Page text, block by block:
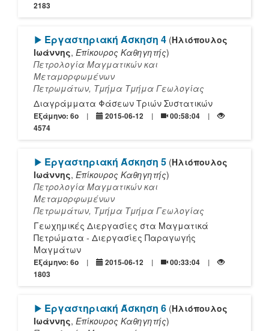
2183
[Play]
Εργαστηριακή Άσκηση 4 (Ηλιόπουλος
Ιωάννης, Επίκουρος Καθηγητής)
Πετρολογία Μαγματικών και
Μεταμορφωμένων
Πετρωμάτων, Τμήμα Τμήμα Γεωλογίας
Διαγράμματα Φάσεων Τριών Συστατικών
Εξάμηνο: 6o 2015-06-12
00:58:04
4574
[Play]
Εργαστηριακή Άσκηση 5 (Ηλιόπουλος
Ιωάννης, Επίκουρος Καθηγητής)
Πετρολογία Μαγματικών και
Μεταμορφωμένων
Πετρωμάτων, Τμήμα Τμήμα Γεωλογίας
Γεωχημικές Διεργασίες στα Μαγματικά
Πετρώματα - Διεργασίες Παραγωγής
Μαγμάτων
Εξάμηνο: 6o 2015-06-12
00:33:04
1803
[Play]
Εργαστηριακή Άσκηση 6 (Ηλιόπουλος
Ιωάννης, Επίκουρος Καθηγητής)